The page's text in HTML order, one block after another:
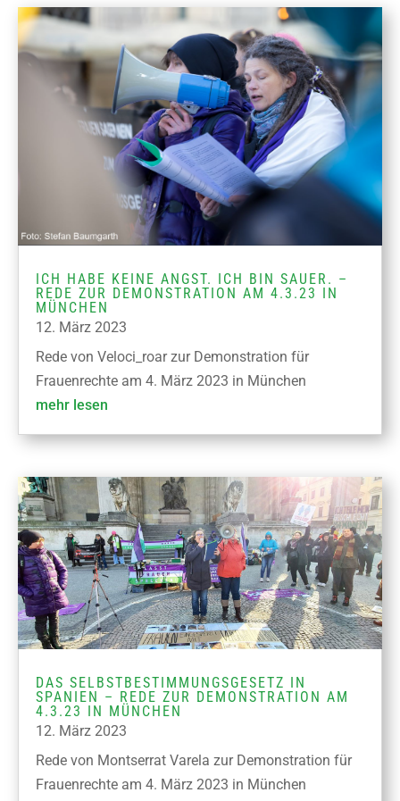
ICH HABE KEINE ANGST. ICH BIN SAUER. –
REDE ZUR DEMONSTRATION AM 4.3.23 IN
MÜNCHEN
12. März 2023
Rede von Veloci_roar zur Demonstration für
Frauenrechte am 4. März 2023 in München
mehr lesen
DAS SELBSTBESTIMMUNGSGESETZ IN
SPANIEN – REDE ZUR DEMONSTRATION AM
4.3.23 IN MÜNCHEN
12. März 2023
Rede von Montserrat Varela zur Demonstration für
Frauenrechte am 4. März 2023 in München